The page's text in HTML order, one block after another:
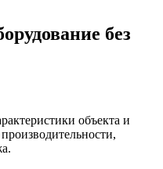
без
объекта и